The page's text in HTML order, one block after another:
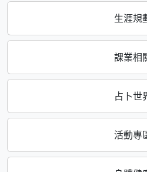
生涯規
課業相
占卜世
活動專